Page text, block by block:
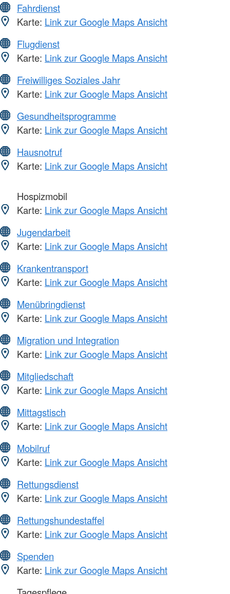
Fahrdienst
Karte: Link zur Google Maps Ansicht
Flugdienst
Karte: Link zur Google Maps Ansicht
Freiwilliges Soziales Jahr
Karte: Link zur Google Maps Ansicht
Gesundheitsprogramme
Karte: Link zur Google Maps Ansicht
Hausnotruf
Karte: Link zur Google Maps Ansicht
Hospizmobil
Karte: Link zur Google Maps Ansicht
Jugendarbeit
Karte: Link zur Google Maps Ansicht
Krankentransport
Karte: Link zur Google Maps Ansicht
Menübringdienst
Karte: Link zur Google Maps Ansicht
Migration und Integration
Karte: Link zur Google Maps Ansicht
Mitgliedschaft
Karte: Link zur Google Maps Ansicht
Mittagstisch
Karte: Link zur Google Maps Ansicht
Mobilruf
Karte: Link zur Google Maps Ansicht
Rettungsdienst
Karte: Link zur Google Maps Ansicht
Rettungshundestaffel
Karte: Link zur Google Maps Ansicht
Spenden
Karte: Link zur Google Maps Ansicht